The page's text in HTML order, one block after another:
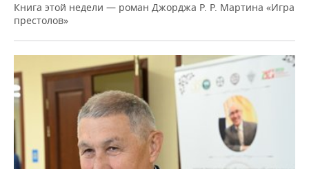
Книга этой недели — роман Джорджа Р. Р. Мартина «Игра
престолов»